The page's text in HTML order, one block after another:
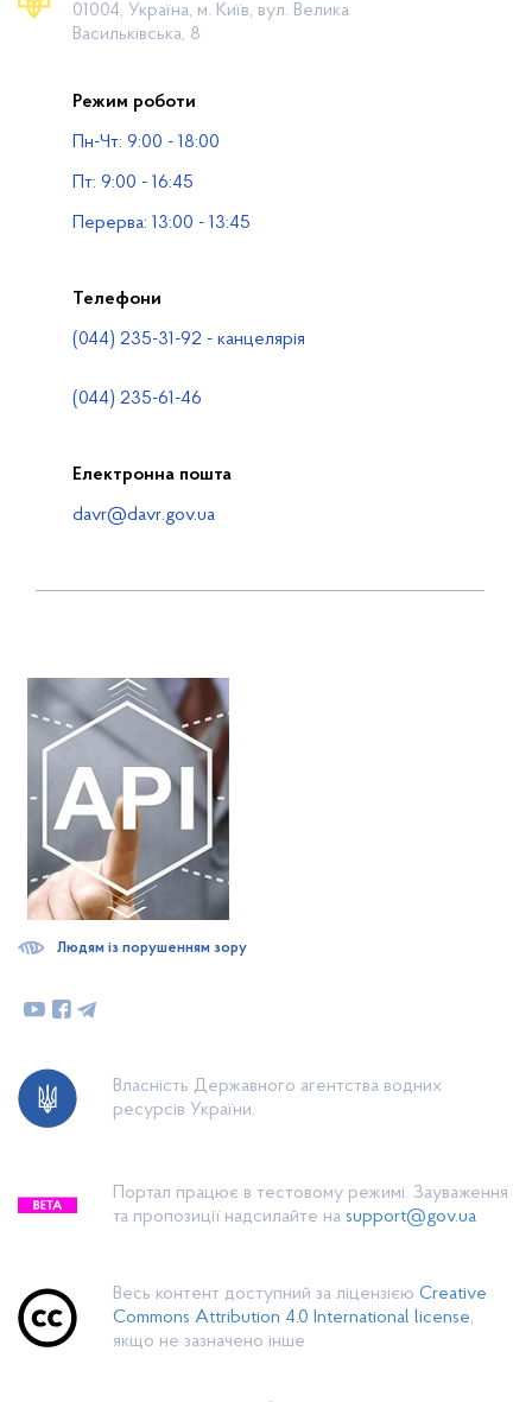
Громадянам
Публічна інформація
Водогосподарські організації
01004, Україна, м. Київ, вул. Велика
Васильківська, 8
Режим роботи
Пн-Чт: 9:00 - 18:00
Пт: 9:00 - 16:45
Перерва: 13:00 - 13:45
Телефони
(044) 235-31-92 - канцелярія
(044) 235-61-46
Електронна пошта
davr@davr.gov.ua
Власність Державного агентства водних
ресурсів України.
Портал працює в тестовому режимі. Зауваження
та пропозиції надсилайте на support@gov.ua
Весь контент доступний за ліцензією Creative
Commons Attribution 4.0 International license,
якщо не зазначено інше
Людям із порушенням зору